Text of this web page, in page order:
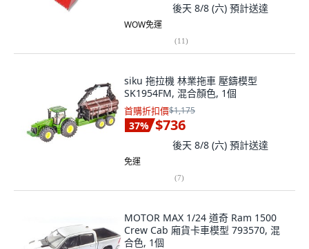
後天 8/8 (六) 預計送達
WOW免運
(11)
siku 拖拉機 林業拖車 壓鑄模型
SK1954FM, 混合顏色, 1個
首購折扣價$1,175
37% $736
後天 8/8 (六) 預計送達
免運
(7)
MOTOR MAX 1/24 道奇 Ram 1500
Crew Cab 廂貨卡車模型 793570, 混
合色, 1個